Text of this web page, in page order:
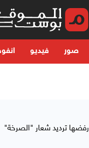
صور فيديو
ترديد شعار "الصرخة"